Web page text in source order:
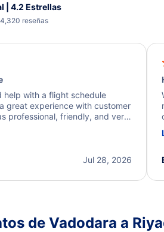
| 4.2 Estrellas
reseñas
help with a flight schedule
great experience with customer
professional, friendly, and very
me informed of the next steps.
Jul 28, 2026
de Vadodara a